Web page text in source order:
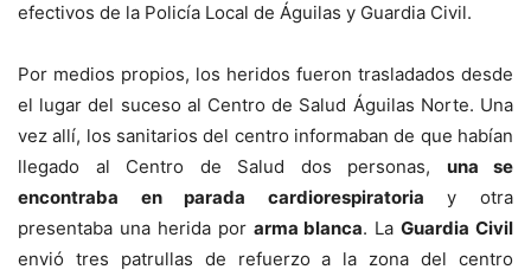
efectivos de la Policía Local de Águilas y Guardia Civil.
Por medios propios, los heridos fueron trasladados desde
el lugar del suceso al Centro de Salud Águilas Norte. Una
vez allí, los sanitarios del centro informaban de que habían
llegado al Centro de Salud dos personas, una se
encontraba en parada cardiorespiratoria y otra
presentaba una herida por arma blanca. LaGuardia Civil
envió tres patrullas de refuerzo a la zona del centro